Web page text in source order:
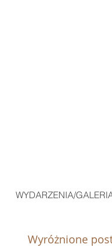
WYDARZENIA/
Wyróżnione